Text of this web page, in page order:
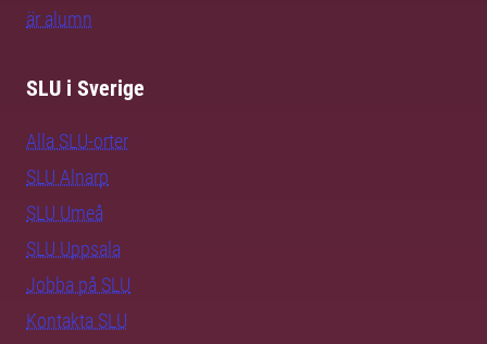
är alumn
SLU i Sverige
Alla SLU-orter
SLU Alnarp
SLU Umeå
SLU Uppsala
Jobba på SLU
Kontakta SLU